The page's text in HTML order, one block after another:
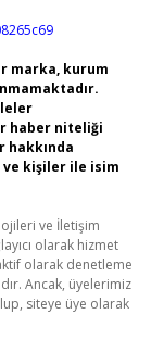
marka, kurum
haber niteliği
hakkında
ve kişiler ile isim
ve İletişim
olarak hizmet
olarak denetleme
Ancak, üyelerimiz
siteye üye olarak